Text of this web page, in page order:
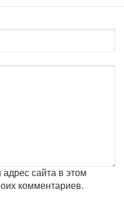
сайта в этом
комментариев.